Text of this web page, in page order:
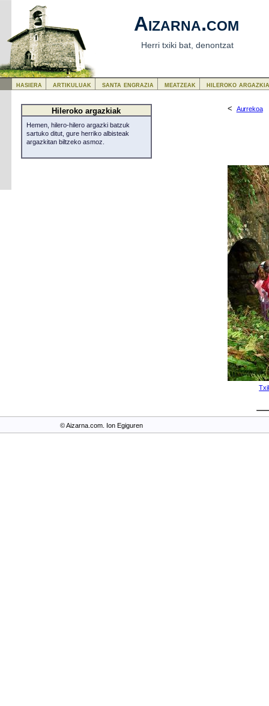
Aizarna.com
Herri txiki bat, denontzat
< Aurrekoa
Hileroko argazkiak
Hemen, hilero-hilero argazki batzuk
sartuko ditut, gure herriko albisteak
argazkitan biltzeko asmoz.
hasiera artikuluak santa engrazia meatzeak hileroko
© Aizarna.com. Ion Egiguren